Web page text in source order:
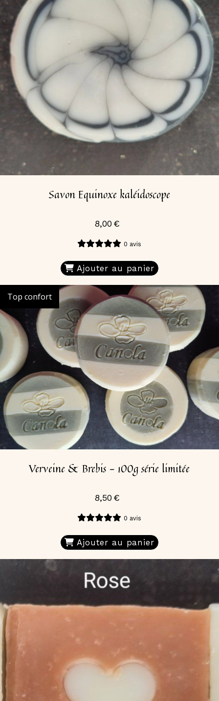
Savon Equinoxe kaléidoscope
8,00€
0 avis
Ajouter au panier
Top confort
Verveine & Brebis - 100g série limitée
8,50€
0 avis
Ajouter au panier